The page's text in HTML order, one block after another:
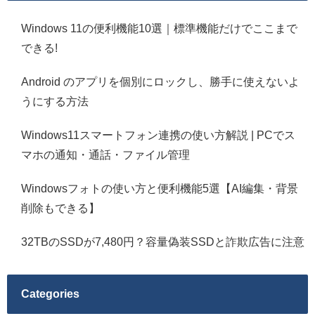
Windows 11の便利機能10選｜標準機能だけでここまで
できる!
Android のアプリを個別にロックし、勝手に使えないよ
うにする方法
Windows11スマートフォン連携の使い方解説 | PCでス
マホの通知・通話・ファイル管理
Windowsフォトの使い方と便利機能5選【AI編集・背景
削除もできる】
32TBのSSDが7,480円？容量偽装SSDと詐欺広告に注意
Categories